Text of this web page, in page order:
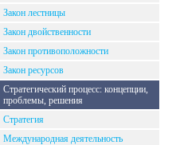
Закон лестницы
Закон двойственности
Закон противоположности
Закон ресурсов
Стратегический процесс: концепции,
проблемы, решения
Стратегия
Международная деятельность